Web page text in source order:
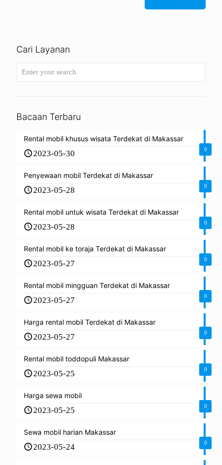
Cari Layanan
Bacaan Terbaru
0
Rental mobil khusus wisata Terdekat di Makassar
2023-05-30
0
Penyewaan mobil Terdekat di Makassar
2023-05-28
0
Rental mobil untuk wisata Terdekat di Makassar
2023-05-28
0
Rental mobil ke toraja Terdekat di Makassar
2023-05-27
0
Rental mobil mingguan Terdekat di Makassar
2023-05-27
0
Harga rental mobil Terdekat di Makassar
2023-05-27
0
Rental mobil toddopuli Makassar
2023-05-25
0
Harga sewa mobil
2023-05-25
0
Sewa mobil harian Makassar
2023-05-24